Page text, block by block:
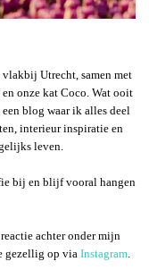
Utrecht, samen met
onze kat Coco. Wat ooit
blog waar ik alles deel
interieur inspiratie en
leven.
bij en blijf vooral hangen
achter onder mijn
gezellig op via Instagram